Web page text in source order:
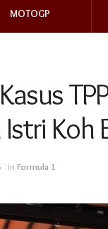
MOTOGP
Koh
in Formula 1